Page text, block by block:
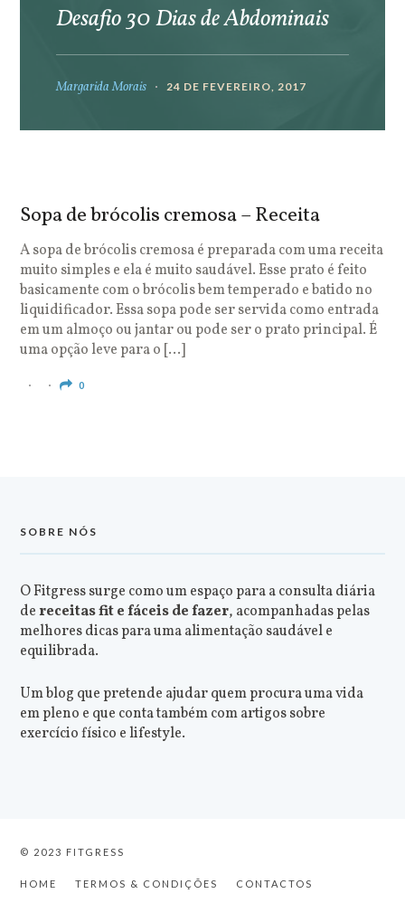
Desafio 30 Dias de Abdominais
Margarida Morais 24 DE FEVEREIRO, 2017
Sopa de brócolis cremosa – Receita
A sopa de brócolis cremosa é preparada com uma receita
muito simples e ela é muito saudável. Esse prato é feito
basicamente com o brócolis bem temperado e batido no
liquidificador. Essa sopa pode ser servida como entrada
em um almoço ou jantar ou pode ser o prato principal. É
uma opção leve para o […]
0
SOBRE NÓS
O Fitgress surge como um espaço para a consulta diária
dereceitas fit e fáceis de fazer, acompanhadas pelas
melhores dicas para uma alimentação saudável e
equilibrada.
Um blog que pretende ajudar quem procura uma vida
em pleno e que conta também com artigos sobre
exercício físico e lifestyle.
© 2023 FITGRESS
HOME TERMOS & CONDIÇÕES CONTACTOS